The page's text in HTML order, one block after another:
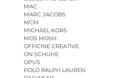
MAC
MARC JACOBS
MCM
MICHAEL KORS
MOS MOSH
OFFICINE CREATIVE
ON SCHUHE
OPUS
POLO RALPH LAUREN